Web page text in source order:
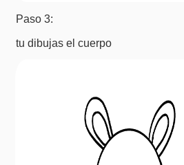
Paso 3:
tu dibujas el cuerpo